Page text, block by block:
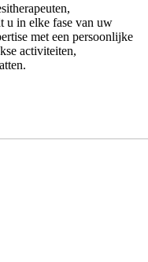
u in elke fase van uw
met een persoonlijke
activiteiten,